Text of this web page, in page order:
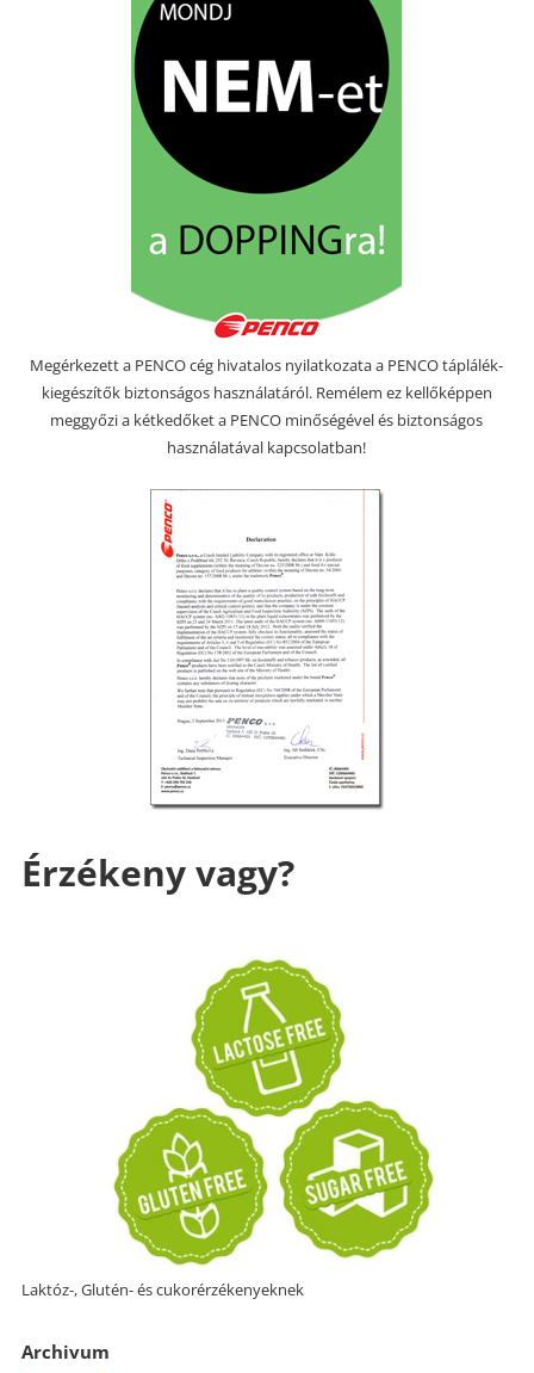
Megérkezett a PENCO cég hivatalos nyilatkozata a PENCO táplálék-
kiegészítők biztonságos használatáról. Remélem ez kellőképpen
meggyőzi a kétkedőket a PENCO minőségével és biztonságos
használatával kapcsolatban!
Érzékeny vagy?
Laktóz-, Glutén- és cukorérzékenyeknek
Archivum